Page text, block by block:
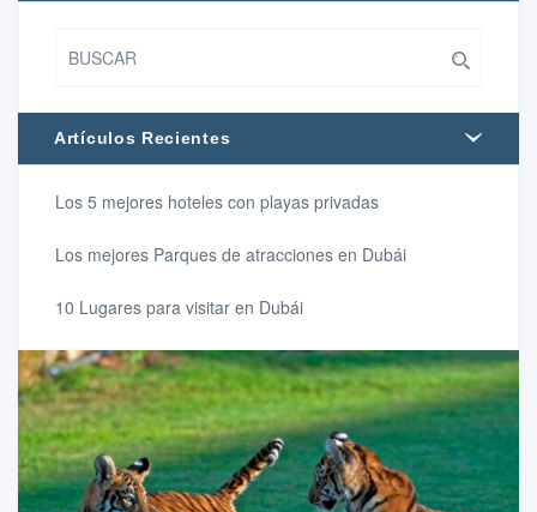
Artículos Recientes
Los 5 mejores hoteles con playas privadas
Los mejores Parques de atracciones en Dubái
10 Lugares para visitar en Dubái